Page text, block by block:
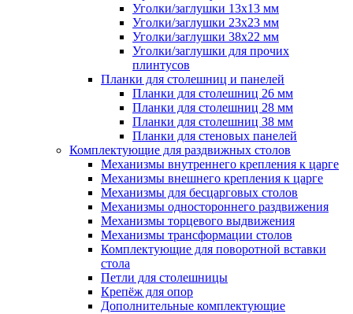
Уголки/заглушки 13х13 мм
Уголки/заглушки 23х23 мм
Уголки/заглушки 38х22 мм
Уголки/заглушки для прочих
плинтусов
Планки для столешниц и панелей
Планки для столешниц 26 мм
Планки для столешниц 28 мм
Планки для столешниц 38 мм
Планки для стеновых панелей
Комплектующие для раздвижных столов
Механизмы внутреннего крепления к царге
Механизмы внешнего крепления к царге
Механизмы для бесцарговых столов
Механизмы одностороннего раздвижения
Механизмы торцевого выдвижения
Механизмы трансформации столов
Комплектующие для поворотной вставки
стола
Петли для столешницы
Крепёж для опор
Дополнительные комплектующие